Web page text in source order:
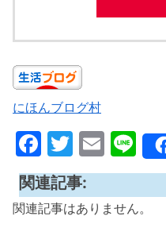
にほんブログ村
F
a
c
e
T
w
itt
er
E
m
ai
l
Li
n
e
関連記事:
関連記事はありません。